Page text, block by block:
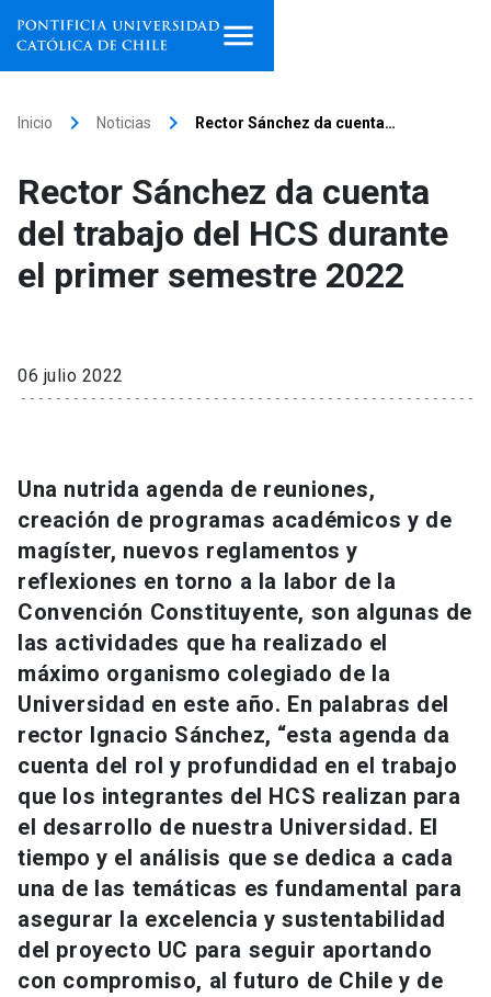
Facultades, escuelas e
institutos
Investigación
Extensión
Universidad
Información para keyboard_arrow_down
Futuros estudiantes
Estudiantes
Académicos
Personal
Alumni launch
Padres y familia
Vecinos
Go to english site launch
ACCESOS DIRECTOS
Admisión launch
Mi Cuenta UC launch
Mi Portal UC launch
Medios Biblioteca launch
Donaciones launch
Inicio keyboard_arrow_right Noticias keyboard_arrow_right Rector Sánchez da cuenta…
Rector Sánchez da cuenta
del trabajo del HCS durante
el primer semestre 2022
06 julio 2022
Una nutrida agenda de reuniones,
creación de programas académicos y de
magíster, nuevos reglamentos y
reflexiones en torno a la labor de la
Convención Constituyente, son algunas de
las actividades que ha realizado el
máximo organismo colegiado de la
Universidad en este año. En palabras del
rector Ignacio Sánchez, “esta agenda da
cuenta del rol y profundidad en el trabajo
que los integrantes del HCS realizan para
el desarrollo de nuestra Universidad. El
tiempo y el análisis que se dedica a cada
una de las temáticas es fundamental para
asegurar la excelencia y sustentabilidad
del proyecto UC para seguir aportando
con compromiso, al futuro de Chile y de